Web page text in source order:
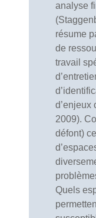
analyse
résume
de
travail
d’enjeux
2009).
défont)
Quels